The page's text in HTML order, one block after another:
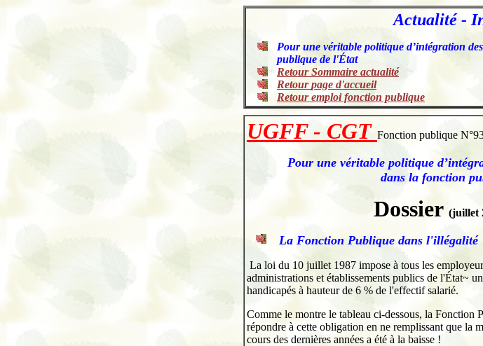
Actualité -
Pour une véritable politique d’intégration
publique de l'État
Retour Sommaire actualité
Retourpage d'accueil
Retour emploi fonction publique
UGFF - CGT Fonction publique
Pour une véritable politique
dans la fonction
Dossier (juillet
La Fonction Publique dans l'illégalité
La loi du 10 juillet 1987 impose à tous les
administrations et établissements publics de l'État~
handicapés à hauteur de 6 % de l'effectif salarié.
Comme le montre le tableau ci-dessous, la Fonction
répondre à cette obligation en ne remplissant que la
cours des dernières années a été à la baisse !